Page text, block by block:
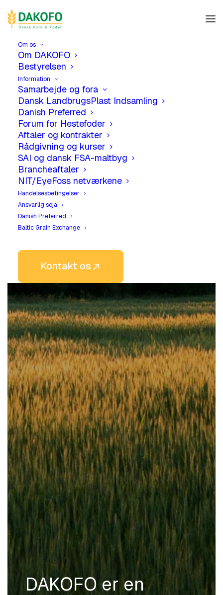
Om os
Om DAKOFO
Bestyrelsen
Information
Samarbejde og fora
Dansk LandbrugsPlast Indsamling
Danish Preferred
Forum for Hestefoder
Aftaler og kontrakter
Rådgivning og kurser
SAI og dansk FSA-maltbyg
Brancheaftaler
NIT/EyeFoss netværkene
Handelsesbetingelser
Ansvarlig soja
Danish Preferred
Baltic Grain Exchange
Kontakt os
DAKOFO er en